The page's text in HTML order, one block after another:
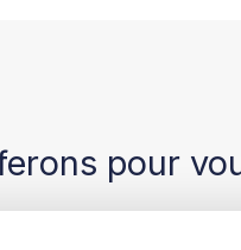
pour